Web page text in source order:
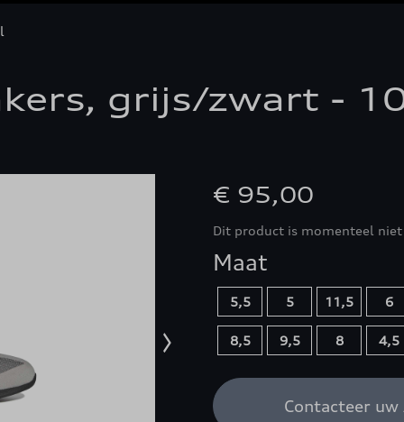
grijs/zwart -
€ 95,00
Dit product is momenteel
Maat
5,5 5 11,5 6
8,5 9,5 8 4,5
Contacteer